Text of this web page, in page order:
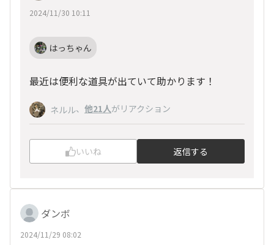
2024/11/30 10:11
はっちゃん
最近は便利な道具が出ていて助かります！
ネルル、 他21人がリアクション
いいね 返信する
ダンボ
2024/11/29 08:02